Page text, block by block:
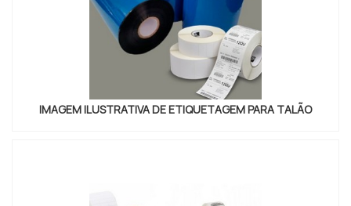
IMAGEM ILUSTRATIVA DE ETIQUETAGEM PARA TALÃO